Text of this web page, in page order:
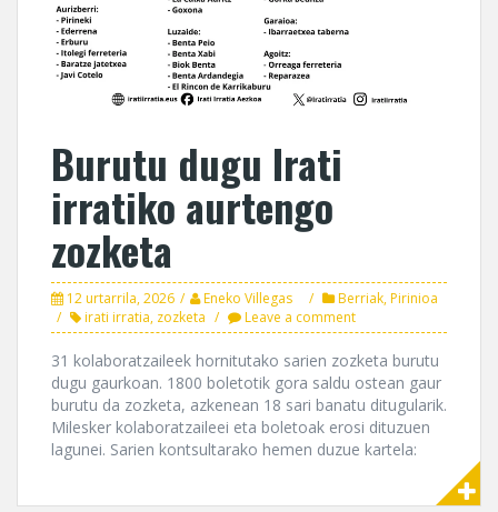
Burutu dugu Irati
irratiko aurtengo
zozketa
12 urtarrila, 2026 Eneko Villegas Berriak,Pirinioa
irati irratia, zozketa Leave a comment
31 kolaboratzaileek hornitutako sarien zozketa burutu
dugu gaurkoan. 1800 boletotik gora saldu ostean gaur
burutu da zozketa, azkenean 18 sari banatu ditugularik.
Milesker kolaboratzaileei eta boletoak erosi dituzuen
lagunei. Sarien kontsultarako hemen duzue kartela: